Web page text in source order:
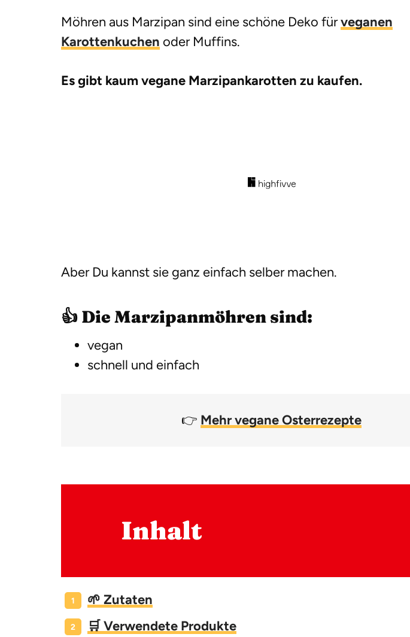
Möhren aus Marzipan sind eine schöne Deko fürveganen
Karottenkuchen oder Muffins.
Es gibt kaum vegane Marzipankarotten zu kaufen.
Aber Du kannst sie ganz einfach selber machen.
👍 Die Marzipanmöhren sind:
vegan
schnell und einfach
👉 Mehr vegane Osterrezepte
Inhalt
🌱 Zutaten
🛒 Verwendete Produkte